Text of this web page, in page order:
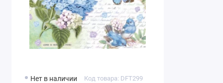
Нет в наличии Код товара: DFT299